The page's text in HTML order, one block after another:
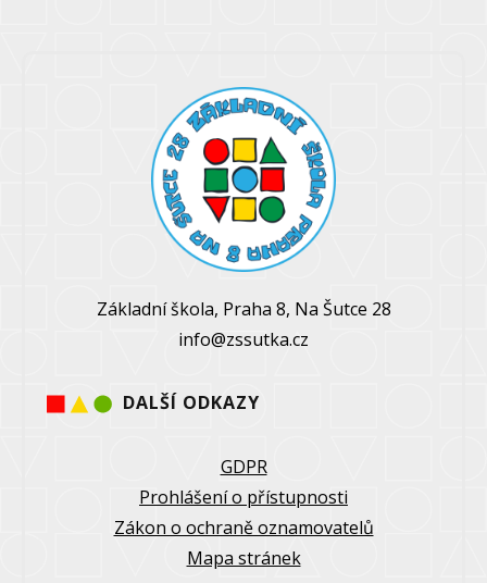
Základní škola, Praha 8, Na Šutce 28
info@zssutka.cz
DALŠÍ ODKAZY
GDPR
Prohlášení o přístupnosti
Zákon o ochraně oznamovatelů
Mapa stránek